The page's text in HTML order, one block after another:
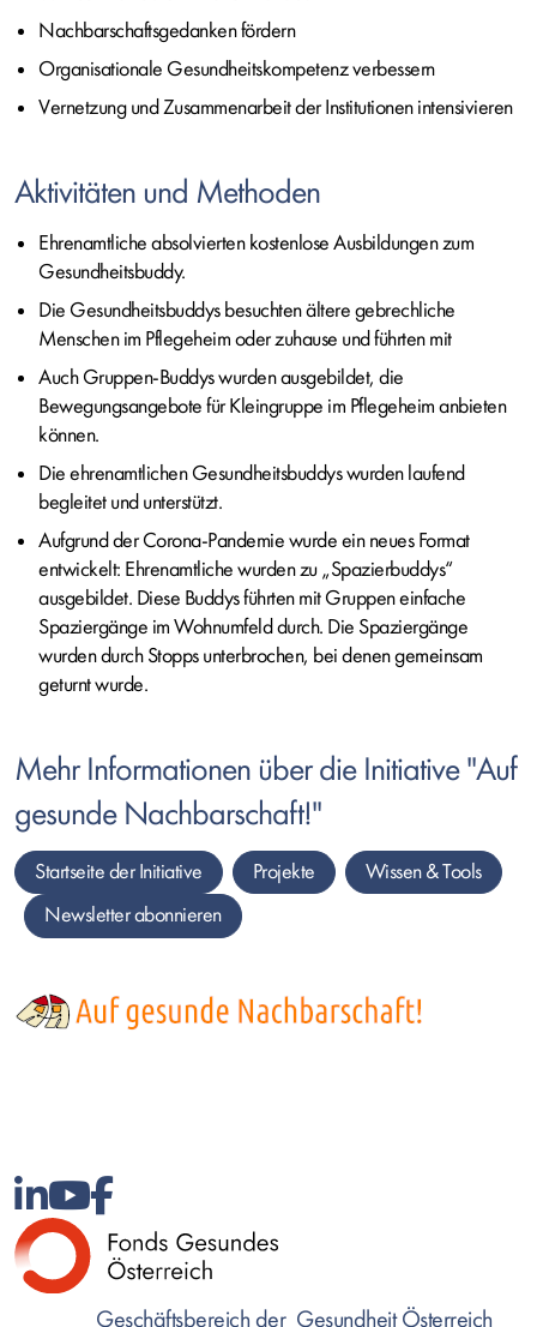
Nachbarschaftsgedanken fördern
Organisationale Gesundheitskompetenz verbessern
Vernetzung und Zusammenarbeit der Institutionen intensivieren
Aktivitäten und Methoden
Ehrenamtliche absolvierten kostenlose Ausbildungen zum
Gesundheitsbuddy.
Die Gesundheitsbuddys besuchten ältere gebrechliche
Menschen im Pflegeheim oder zuhause und führten mit
Auch Gruppen-Buddys wurden ausgebildet, die
Bewegungsangebote für Kleingruppe im Pflegeheim anbieten
können.
Die ehrenamtlichen Gesundheitsbuddys wurden laufend
begleitet und unterstützt.
Aufgrund der Corona-Pandemie wurde ein neues Format
entwickelt: Ehrenamtliche wurden zu „Spazierbuddys“
ausgebildet. Diese Buddys führten mit Gruppen einfache
Spaziergänge im Wohnumfeld durch. Die Spaziergänge
wurden durch Stopps unterbrochen, bei denen gemeinsam
geturnt wurde.
Mehr Informationen über die Initiative "Auf
gesunde Nachbarschaft!"
Startseite der Initiative Projekte Wissen &Tools
Newsletterabonnieren
Bild
Geschäftsbereich der Gesundheit Österreich